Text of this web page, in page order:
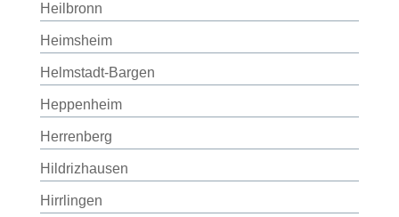
Heilbronn
Heimsheim
Helmstadt-Bargen
Heppenheim
Herrenberg
Hildrizhausen
Hirrlingen